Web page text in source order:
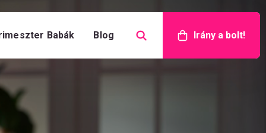
Babák Blog Irány a bolt!